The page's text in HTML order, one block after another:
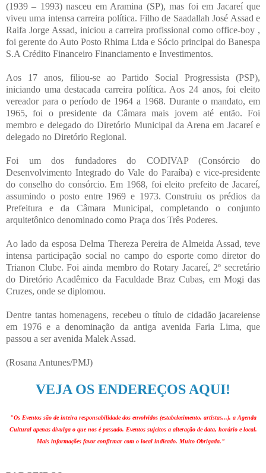
(1939 – 1993) nasceu em Aramina (SP), mas foi em Jacareí que
viveu uma intensa carreira política. Filho de Saadallah José Assad e
Raifa Jorge Assad, iniciou a carreira profissional como office-boy ,
foi gerente do Auto Posto Rhima Ltda e Sócio principal do Banespa
S.A Crédito Financeiro Financiamento e Investimentos.
Aos 17 anos, filiou-se ao Partido Social Progressista (PSP),
iniciando uma destacada carreira política. Aos 24 anos, foi eleito
vereador para o período de 1964 a 1968. Durante o mandato, em
1965, foi o presidente da Câmara mais jovem até então. Foi
membro e delegado do Diretório Municipal da Arena em Jacareí e
delegado no Diretório Regional.
Foi um dos fundadores do CODIVAP (Consórcio do
Desenvolvimento Integrado do Vale do Paraíba) e vice-presidente
do conselho do consórcio. Em 1968, foi eleito prefeito de Jacareí,
assumindo o posto entre 1969 e 1973. Construiu os prédios da
Prefeitura e da Câmara Municipal, completando o conjunto
arquitetônico denominado como Praça dos Três Poderes.
Ao lado da esposa Delma Thereza Pereira de Almeida Assad, teve
intensa participação social no campo do esporte como diretor do
Trianon Clube. Foi ainda membro do Rotary Jacareí, 2º secretário
do Diretório Acadêmico da Faculdade Braz Cubas, em Mogi das
Cruzes, onde se diplomou.
Dentre tantas homenagens, recebeu o título de cidadão jacareiense
em 1976 e a denominação da antiga avenida Faria Lima, que
passou a ser avenida Malek Assad.
(Rosana Antunes/PMJ)
VEJA OS ENDEREÇOS AQUI!
"Os Eventos são de inteira responsabilidade dos envolvidos (estabelecimento, artistas...), a Agenda
Cultural apenas divulga o que nos é passado. Eventos sujeitos a alteração de data, horário e local.
Mais informações favor confirmar com o local indicado. Muito Obrigada."